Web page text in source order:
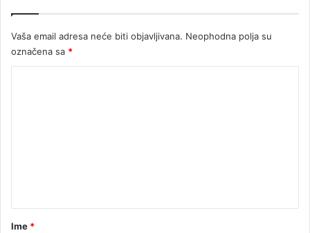
(
I
D
E
Vaša email adresa neće biti objavljivana. Neophodna polja su
označena sa *
r
Ime *